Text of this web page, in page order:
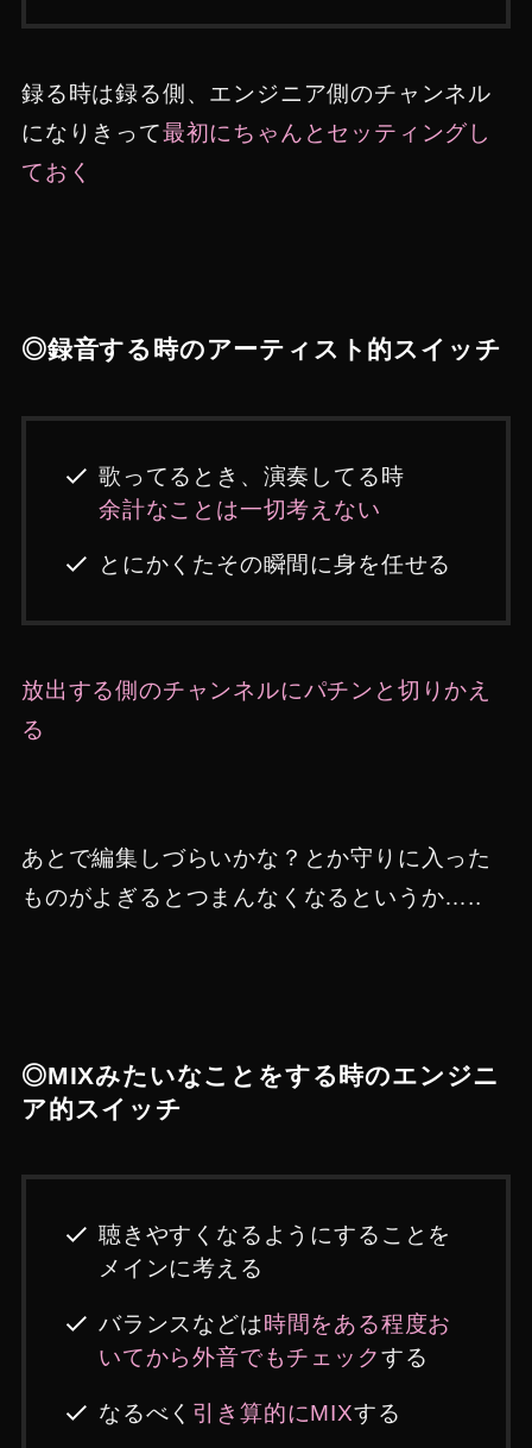
録る時は録る側、エンジニア側のチャンネル
になりきって最初にちゃんとセッティングし
ておく
◎録音する時のアーティスト的スイッチ
歌ってるとき、演奏してる時
余計なことは一切考えない
とにかくたその瞬間に身を任せる
放出する側のチャンネルにパチンと切りかえ
る
あとで編集しづらいかな？とか守りに入った
ものがよぎるとつまんなくなるというか…..
◎MIXみたいなことをする時のエンジニ
ア的スイッチ
聴きやすくなるようにすることを
メインに考える
バランスなどは時間をある程度お
いてから外音でもチェックする
なるべく 引き算的にMIXする